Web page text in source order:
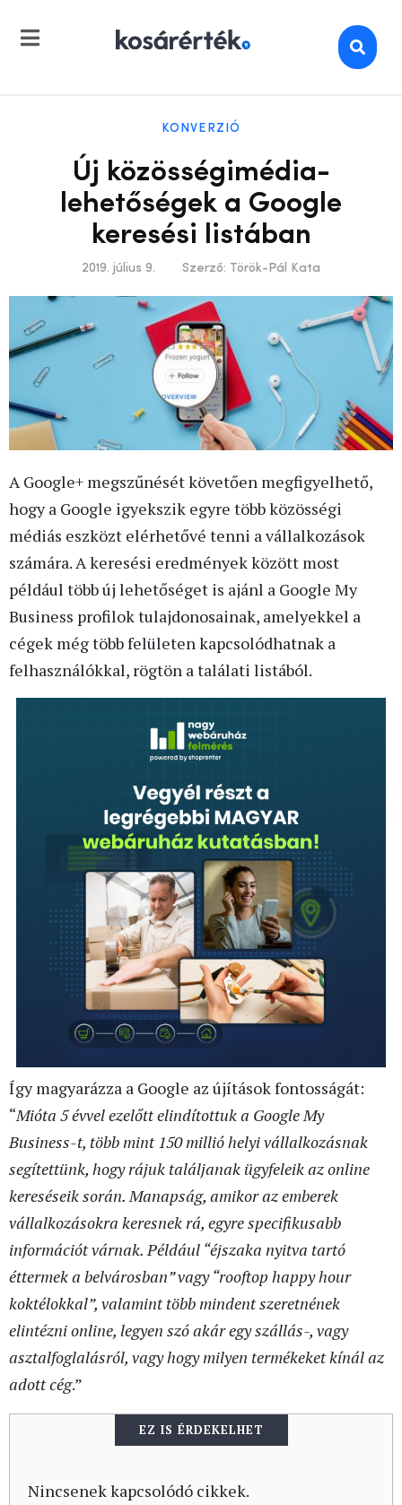
KONVERZIÓ
Új közösségimédia-
lehetőségek a Google
keresési listában
2019. július 9. Szerző: Török-Pál Kata
A Google+ megszűnését követően megfigyelhető,
hogy a Google igyekszik egyre több közösségi
médiás eszközt elérhetővé tenni a vállalkozások
számára. A keresési eredmények között most
például több új lehetőséget is ajánl a Google My
Business profilok tulajdonosainak, amelyekkel a
cégek még több felületen kapcsolódhatnak a
felhasználókkal, rögtön a találati listából.
Így magyarázza a Google az újítások fontosságát:
“Mióta 5 évvel ezelőtt elindítottuk a Google My
Business-t, több mint 150 millió helyi vállalkozásnak
segítettünk, hogy rájuk találjanak ügyfeleik az online
kereséseik során. Manapság, amikor az emberek
vállalkozásokra keresnek rá, egyre specifikusabb
információt várnak. Például “éjszaka nyitva tartó
éttermek a belvárosban” vagy “rooftop happy hour
koktélokkal”, valamint több mindent szeretnének
elintézni online, legyen szó akár egy szállás-, vagy
asztalfoglalásról, vagy hogy milyen termékeket kínál az
adott cég.”
EZ IS ÉRDEKELHET
Nincsenek kapcsolódó cikkek.